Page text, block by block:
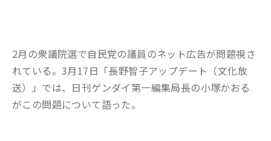
2月の衆議院選で自民党の議員のネット広告が問題視さ
れている。 3月17日 「長野智子アップデート （文化放
送）」 では、 日刊ゲンダイ第一編集局長の小塚かおる
がこ の問題について語った。